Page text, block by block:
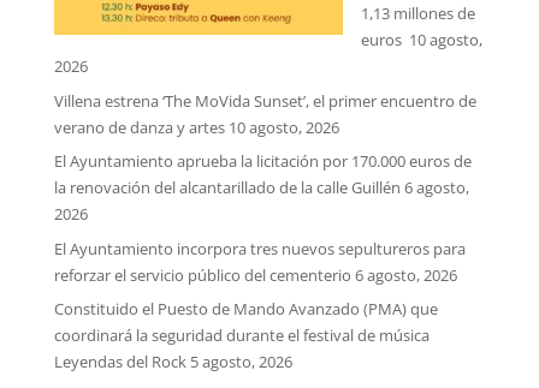
1,13 millones de
euros 10 agosto,
2026
Villena estrena ‘The MoVida Sunset’, el primer encuentro de
verano de danza y artes 10 agosto, 2026
El Ayuntamiento aprueba la licitación por 170.000 euros de
la renovación del alcantarillado de la calle Guillén 6 agosto,
2026
El Ayuntamiento incorpora tres nuevos sepultureros para
reforzar el servicio público del cementerio 6 agosto, 2026
Constituido el Puesto de Mando Avanzado (PMA) que
coordinará la seguridad durante el festival de música
Leyendas del Rock 5 agosto, 2026